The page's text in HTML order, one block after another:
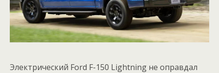
Электрический Ford F-150 Lightning не оправдал